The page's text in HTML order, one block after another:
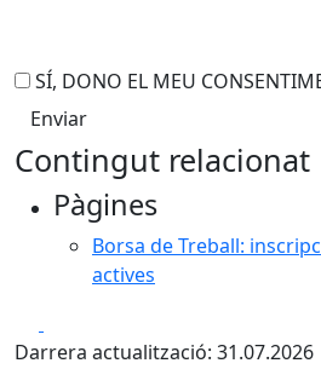
SÍ, DONO EL MEU
Contingut relacionat
Pàgines
Borsa de Treball:
actives
Darrera actualització: